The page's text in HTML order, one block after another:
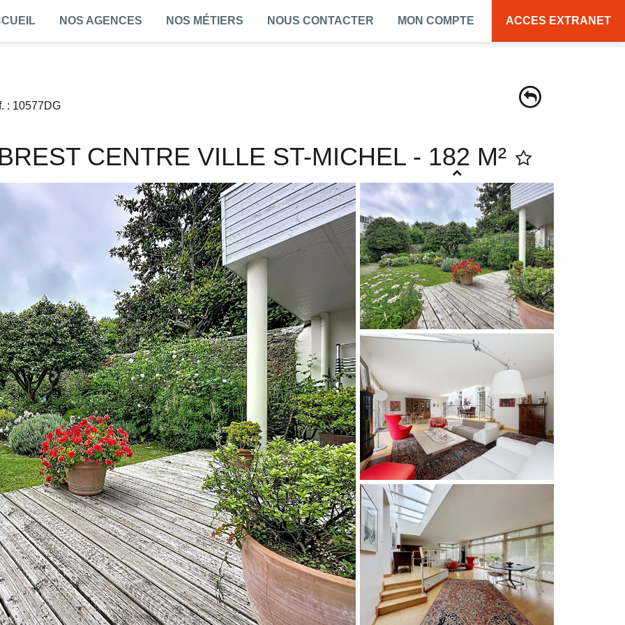
NOS AGENCES NOS MÉTIERS NOUS CONTACTER MON COMPTE
ACCES EXTRANET
: 10577DG
CENTRE VILLE ST-MICHEL - 182 M²